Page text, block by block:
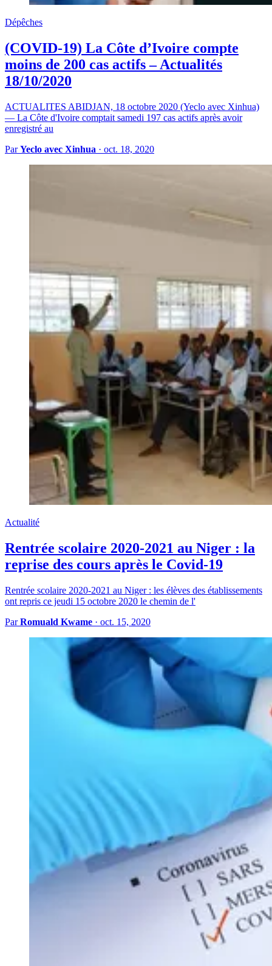
Dépêches
(COVID-19) La Côte d’Ivoire compte
moins de 200 cas actifs – Actualités
18/10/2020
ACTUALITES ABIDJAN, 18 octobre 2020 (Yeclo avec Xinhua)
— La Côte d'Ivoire comptait samedi 197 cas actifs après avoir
enregistré au
ParYeclo avec Xinhua · oct. 18, 2020
Actualité
Rentrée scolaire 2020-2021 au Niger : la
reprise des cours après le Covid-19
Rentrée scolaire 2020-2021 au Niger : les élèves des établissements
ont repris ce jeudi 15 octobre 2020 le chemin de l'
ParRomuald Kwame · oct. 15, 2020